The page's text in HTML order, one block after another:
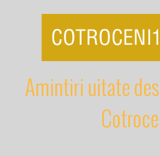
Amintiri uitate